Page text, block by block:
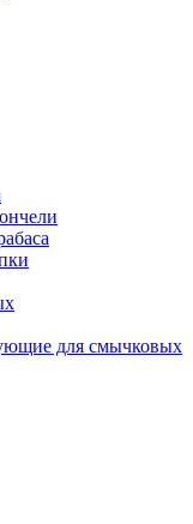
для смычковых